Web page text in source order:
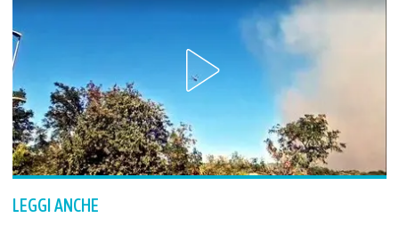
LEGGI ANCHE